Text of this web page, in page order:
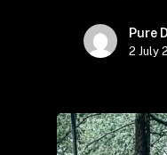
Pure
2 July